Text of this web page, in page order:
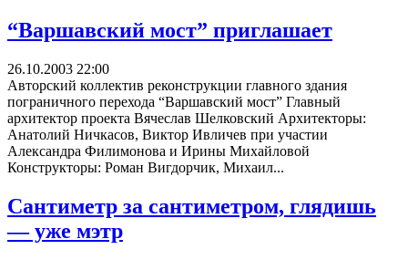
“Варшавский мост” приглашает
26.10.2003 22:00
Авторский коллектив реконструкции главного здания
пограничного перехода “Варшавский мост” Главный
архитектор проекта Вячеслав Шелковский Архитекторы:
Анатолий Ничкасов, Виктор Ивличев при участии
Александра Филимонова и Ирины Михайловой
Конструкторы: Роман Вигдорчик, Михаил...
Сантиметр за сантиметром, глядишь
— уже мэтр